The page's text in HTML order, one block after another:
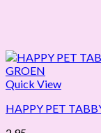
Quick View
HAPPY PET